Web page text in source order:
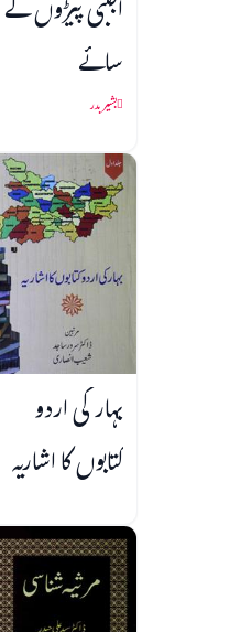
سائے
بشیر بدر
بہار کی اردو
کتابوں کا اشاریہ